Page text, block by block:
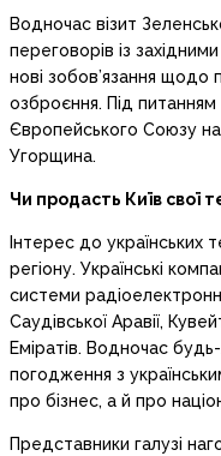
Водночас візит
переговорів із
нові зобов’язання щодо
озброєння. Під
Європейського Союзу
Угорщина.
Чи продасть Київ свої
Інтерес до українських
регіону. Українські
системи
Саудівської Аравії,
Еміратів. Водночас
погодження з
про бізнес, а й про
Представники галузі